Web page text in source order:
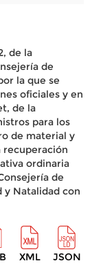
de la
de
la que se
oficiales y en
de la
para los
de material y
ordinaria
de
y Natalidad con
XML JSON